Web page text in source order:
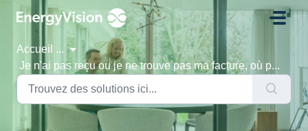
Passer au contenu principal
Accueil ...
Je n'ai pas reçu ou je ne trouve pas ma facture, où p...